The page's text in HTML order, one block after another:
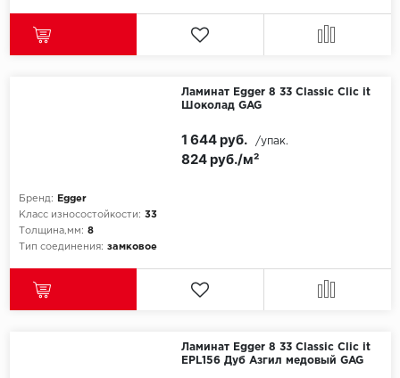
Wonderful Vinyl
Ламинат Egger 8 33 Classic Clic it
Шоколад GAG
Бренд:
Egger
Класс износостойкости: 33
Толщина,мм: 8
Тип соединения: замковое
824 руб./м²
1 644 руб. /упак.
Ламинат Egger 8 33 Classic Clic it
EPL156 Дуб Азгил медовый GAG